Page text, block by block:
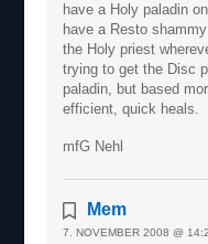
have a Holy paladin
have a Resto
the Holy priest
trying to get the Disc
paladin, but based
efficient, quick heals.
mfG Nehl
Mem
7. NOVEMBER 2008 @